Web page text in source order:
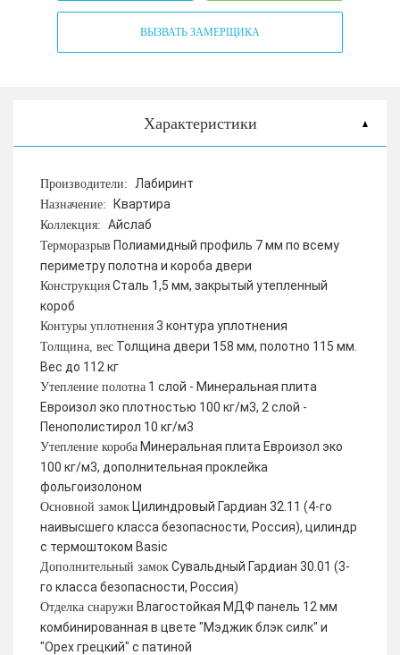
ВЫЗВАТЬ ЗАМЕРЩИКА
Характеристики
Производители: Лабиринт
Назначение: Квартира
Коллекция: Айслаб
Терморазрыв Полиамидный профиль 7 мм по всему
периметру полотна и короба двери
Конструкция Сталь 1,5 мм, закрытый утепленный
короб
Контуры уплотнения 3 контура уплотнения
Толщина, вес Толщина двери 158 мм, полотно 115 мм.
Вес до 112 кг
Утепление полотна 1 слой - Минеральная плита
Евроизол эко плотностью 100 кг/м3, 2 слой -
Пенополистирол 10 кг/м3
Утепление короба Минеральная плита Евроизол эко
100 кг/м3, дополнительная проклейка
фольгоизолоном
Основной замок Цилиндровый Гардиан 32.11 (4-го
наивысшего класса безопасности, Россия), цилиндр
с термоштоком Basic
Дополнительный замок Сувальдный Гардиан 30.01 (3-
го класса безопасности, Россия)
Отделка снаружи Влагостойкая МДФ панель 12 мм
комбинированная в цвете "Мэджик блэк силк" и
"Орех грецкий" с патиной